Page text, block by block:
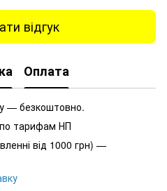
відгук
Оплата
— безкоштовно.
тарифам НП
від 1000 грн) —